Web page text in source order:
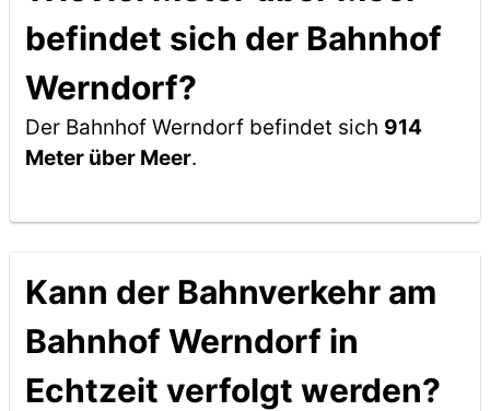
befindet sich der Bahnhof
Werndorf?
Der Bahnhof Werndorf befindet sich 914
Meter über Meer.
Kann der Bahnverkehr am
Bahnhof Werndorf in
Echtzeit verfolgt werden?